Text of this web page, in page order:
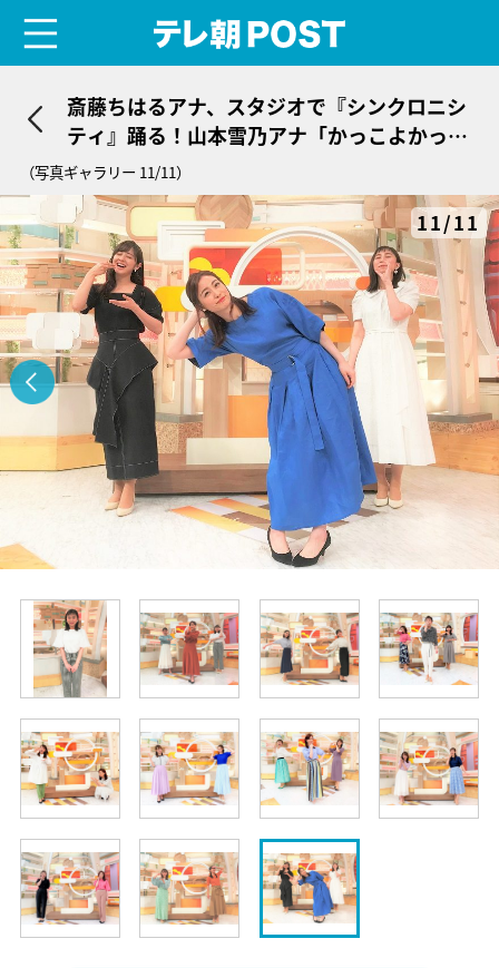
斎藤ちはるアナ、スタジオで『シンクロニシ
ティ』踊る！山本雪乃アナ「かっこよかっ
た〜」
（写真ギャラリー 11/11）
11/11